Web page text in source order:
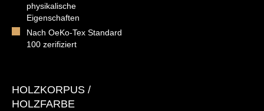
physikalische
Eigenschaften
Nach OeKo-Tex Standard
100 zerifiziert
HOLZKORPUS /
HOLZFARBE